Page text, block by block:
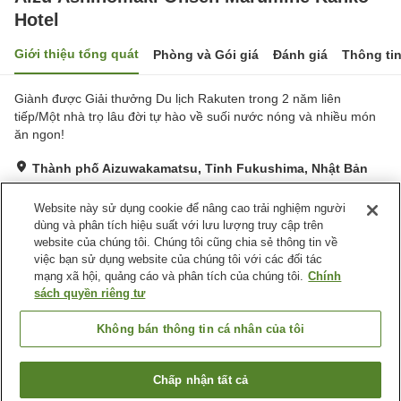
Hotel
Giới thiệu tổng quát Phòng và Gói giá Đánh giá Thông
Giành được Giải thưởng Du lịch Rakuten trong 2 năm liên
tiếp/Một nhà trọ lâu đời tự hào về suối nước nóng và nhiều món
ăn ngon!
Thành phố Aizuwakamatsu, Tỉnh Fukushima, Nhật Bản
Hiển thị trên bản đồ
Rất tốt Đánh giá:959 lượt
Tiện nghi chỗ nghỉ
Bãi đỗ xe
Cafe
Máy bán hàng tự động
Aizu Ashinomaki Onsen Marumine Kanko Hotel
Tìm phòng trống
Website này sử dụng cookie để nâng cao trải nghiệm người
dùng và phân tích hiệu suất với lưu lượng truy cập trên
website của chúng tôi. Chúng tôi cũng chia sẻ thông tin về
việc bạn sử dụng website của chúng tôi với các đối tác
mạng xã hội, quảng cáo và phân tích của chúng tôi. Chính
sách quyền riêng tư
Không bán thông tin cá nhân của tôi
Chấp nhận tất cả